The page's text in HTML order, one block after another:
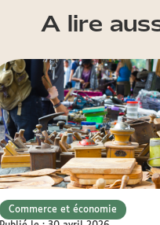
A lire
Commerce et économie